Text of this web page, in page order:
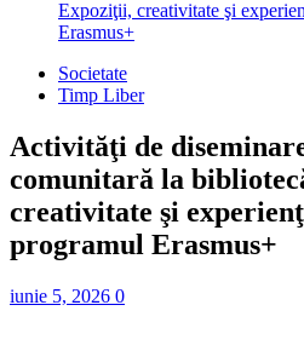
Expoziţii, creativitate şi
Erasmus+
Societate
Timp Liber
Activităţi de
comunitară la
creativitate şi
programul Erasmus+
iunie 5, 2026 0